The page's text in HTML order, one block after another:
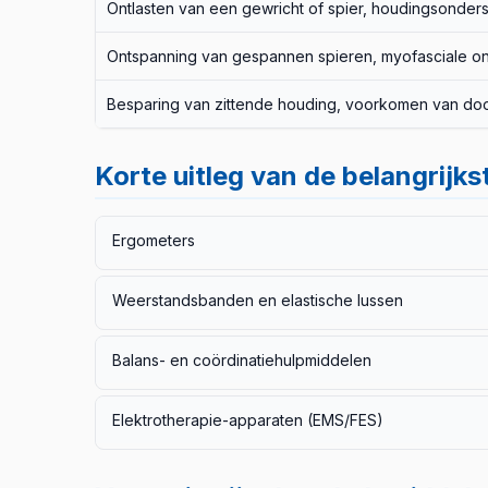
Ontlasten van een gewricht of spier,
Ontspanning van gespannen spieren, myofasciale
Besparing van zittende houding, voorkomen van
Korte uitleg van de
Ergometers
wanneer je het bed of de stoel nog niet kunt
terug hebt.Ergometers bekijken →
Weerstandsbanden en elastische lussen
ook voor algemene conditionering. Door het kleine
Balans- en coördinatiehulpmiddelen
van dagelijkse activiteiten. Balans- en
Elektrotherapie-apparaten (EMS/FES)